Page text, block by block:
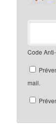
Code
mail.